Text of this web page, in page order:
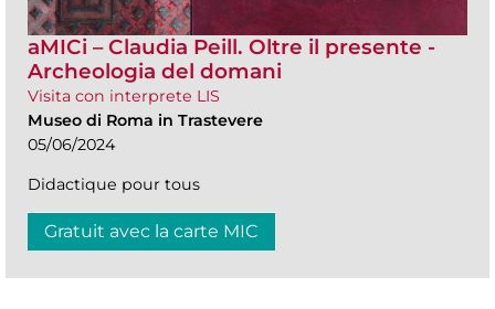
aMICi – Claudia Peill. Oltre il presente -
Archeologia del domani
Visita con interprete LIS
Museo di Roma in Trastevere
05/06/2024
Didactique pour tous
Gratuit avec la carte MIC